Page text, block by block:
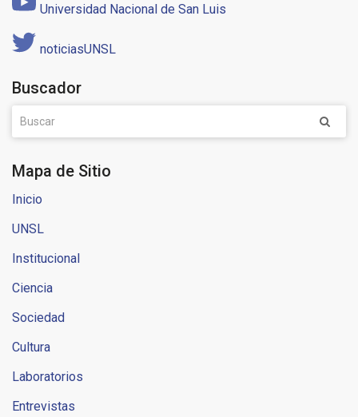
Universidad Nacional de San Luis
noticiasUNSL
Buscador
Mapa de Sitio
Inicio
UNSL
Institucional
Ciencia
Sociedad
Cultura
Laboratorios
Entrevistas